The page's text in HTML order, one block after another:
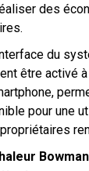
des
du
être activé
pour une